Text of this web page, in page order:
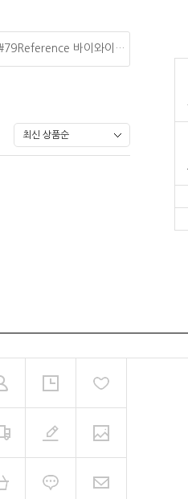
GS#79Reference 바이와이어링 스피커케이블